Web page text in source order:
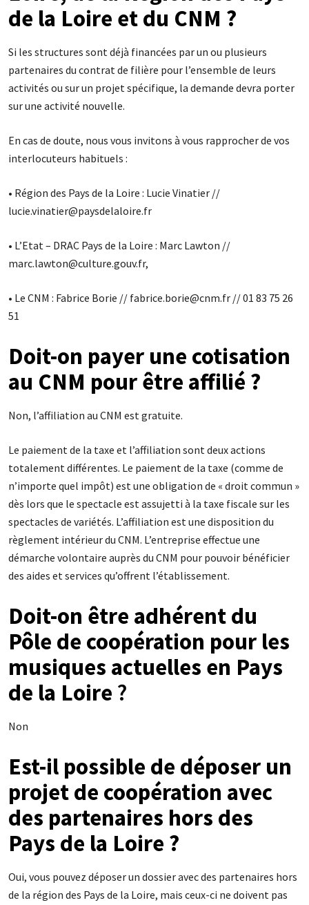
de la Loire et du CNM ?
Si les structures sont déjà financées par un ou plusieurs
partenaires du contrat de filière pour l’ensemble de leurs
activités ou sur un projet spécifique, la demande devra porter
sur une activité nouvelle.
En cas de doute, nous vous invitons à vous rapprocher de vos
interlocuteurs habituels :
• Région des Pays de la Loire : Lucie Vinatier //
lucie.vinatier@paysdelaloire.fr
• L’Etat – DRAC Pays de la Loire : Marc Lawton //
marc.lawton@culture.gouv.fr,
• Le CNM : Fabrice Borie // fabrice.borie@cnm.fr // 01 83 75 26
51
Doit-on payer une cotisation
au CNM pour être affilié ?
Non, l’affiliation au CNM est gratuite.
Le paiement de la taxe et l’affiliation sont deux actions
totalement différentes. Le paiement de la taxe (comme de
n’importe quel impôt) est une obligation de « droit commun »
dès lors que le spectacle est assujetti à la taxe fiscale sur les
spectacles de variétés. L’affiliation est une disposition du
règlement intérieur du CNM. L’entreprise effectue une
démarche volontaire auprès du CNM pour pouvoir bénéficier
des aides et services qu’offrent l’établissement.
Doit-on être adhérent du
Pôle de coopération pour les
musiques actuelles en Pays
de la Loire ?
Non
Est-il possible de déposer un
projet de coopération avec
des partenaires hors des
Pays de la Loire ?
Oui, vous pouvez déposer un dossier avec des partenaires hors
de la région des Pays de la Loire, mais ceux-ci ne doivent pas